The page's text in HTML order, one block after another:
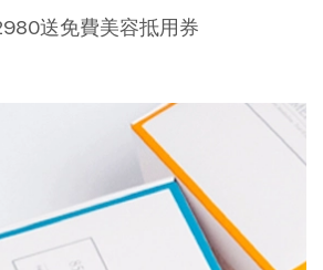
送免費美容抵用券